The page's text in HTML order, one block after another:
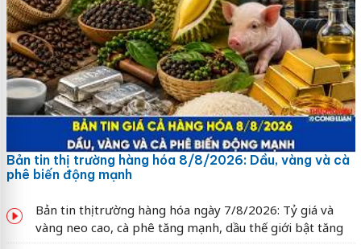
Bản tin thị trường hàng hóa 8/8/2026: Dầu, vàng và cà
phê biến động mạnh
Bản tin thị trường hàng hóa ngày 7/8/2026: Tỷ giá và
vàng neo cao, cà phê tăng mạnh, dầu thế giới bật tăng